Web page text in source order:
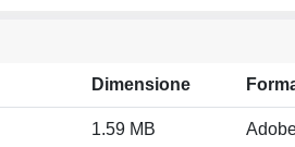
Dimensione
1.59 MB